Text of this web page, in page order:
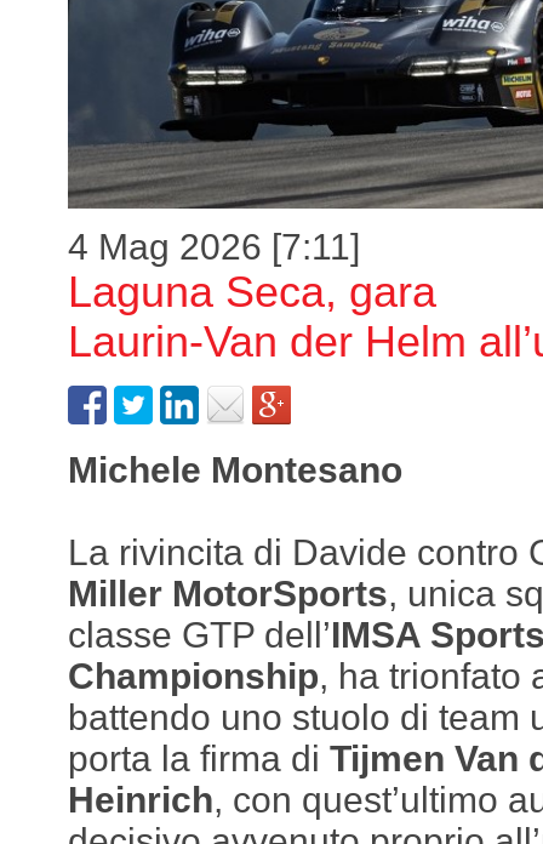
4 Mag 2026 [7:11]
Laguna Seca, gara
Laurin-Van der Helm
Michele Montesano
La rivincita di Davide contro
Miller MotorSports, unica
classe GTP dell’IMSA
Championship, ha trionfato
battendo uno stuolo di team
porta la firma di Tijmen Van
Heinrich, con quest’ultimo